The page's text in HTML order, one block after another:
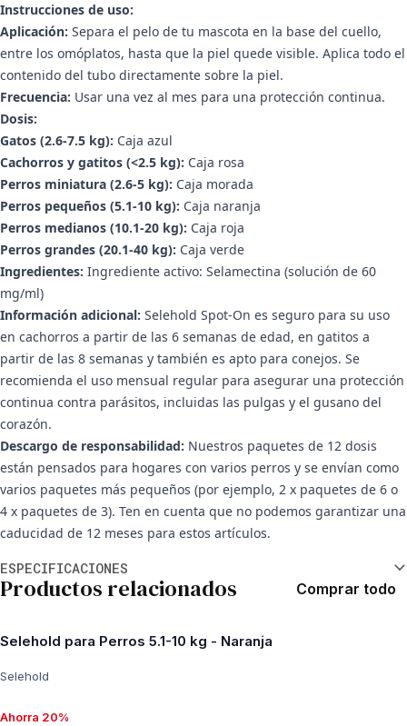
Instrucciones de uso:
Aplicación: Separa el pelo de tu mascota en la base del cuello,
entre los omóplatos, hasta que la piel quede visible. Aplica todo el
contenido del tubo directamente sobre la piel.
Frecuencia: Usar una vez al mes para una protección continua.
Dosis:
Gatos (2.6-7.5 kg): Caja azul
Cachorros y gatitos (<2.5 kg): Caja rosa
Perros miniatura (2.6-5 kg): Caja morada
Perros pequeños (5.1-10 kg): Caja naranja
Perros medianos (10.1-20 kg): Caja roja
Perros grandes (20.1-40 kg): Caja verde
Ingredientes: Ingrediente activo: Selamectina (solución de 60
mg/ml)
Información adicional: Selehold Spot-On es seguro para su uso
en cachorros a partir de las 6 semanas de edad, en gatitos a
partir de las 8 semanas y también es apto para conejos. Se
recomienda el uso mensual regular para asegurar una protección
continua contra parásitos, incluidas las pulgas y el gusano del
corazón.
Descargo de responsabilidad: Nuestros paquetes de 12 dosis
están pensados para hogares con varios perros y se envían como
varios paquetes más pequeños (por ejemplo, 2 x paquetes de 6 o
4 x paquetes de 3). Ten en cuenta que no podemos garantizar una
caducidad de 12 meses para estos artículos.
ESPECIFICACIONES
Productos relacionados Comprar todo
Selehold para Perros 5.1-10 kg - Naranja
Selehold
Ahorra 20%, desde 27,81 $
Ahorra 20%